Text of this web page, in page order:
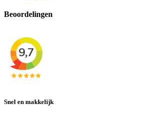
Beoordelingen
Snel en makkelijk